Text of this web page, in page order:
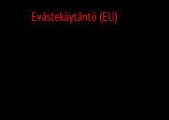
Evästekäytäntö (EU)